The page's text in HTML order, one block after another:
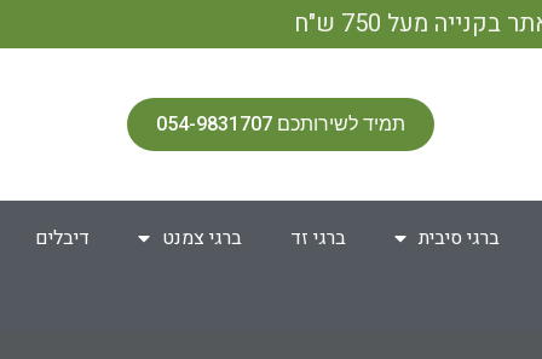
תמיד לשירותכם 054-9831707
ברגי סיבית ברגי זד ברגי צמנט דיבלים